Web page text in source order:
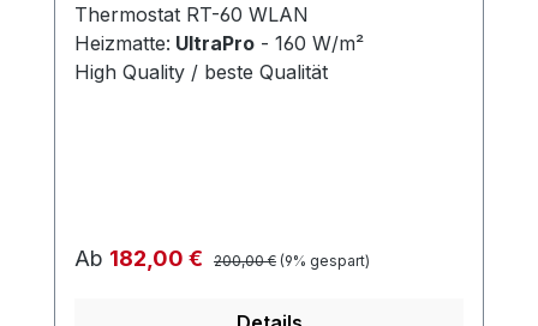
Thermostat RT-60 WLAN
Heizmatte: UltraPro - 160 W/m²
High Quality / beste Qualität
Verkaufspreis:
Ab 182,00 € Regulärer Preis:
200,00 € (9% gespart)